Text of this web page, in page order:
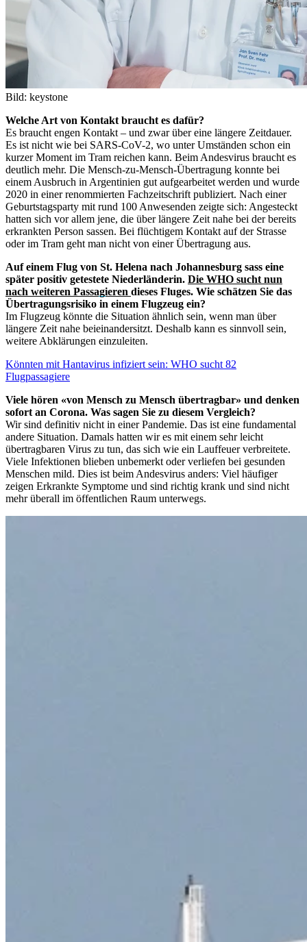
Bild: keystone
Welche Art von Kontakt braucht es dafür?
Es braucht engen Kontakt – und zwar über eine längere Zeitdauer.
Es ist nicht wie bei SARS-CoV-2, wo unter Umständen schon ein
kurzer Moment im Tram reichen kann. Beim Andesvirus braucht es
deutlich mehr. Die Mensch-zu-Mensch-Übertragung konnte bei
einem Ausbruch in Argentinien gut aufgearbeitet werden und wurde
2020 in einer renommierten Fachzeitschrift publiziert. Nach einer
Geburtstagsparty mit rund 100 Anwesenden zeigte sich: Angesteckt
hatten sich vor allem jene, die über längere Zeit nahe bei der bereits
erkrankten Person sassen. Bei flüchtigem Kontakt auf der Strasse
oder im Tram geht man nicht von einer Übertragung aus.
Auf einem Flug von St. Helena nach Johannesburg sass eine
später positiv getestete Niederländerin. Die WHO sucht nun
nach weiteren Passagieren dieses Fluges. Wie schätzen Sie das
Übertragungsrisiko in einem Flugzeug ein?
Im Flugzeug könnte die Situation ähnlich sein, wenn man über
längere Zeit nahe beieinandersitzt. Deshalb kann es sinnvoll sein,
weitere Abklärungen einzuleiten.
Könnten mit Hantavirus infiziert sein: WHO sucht 82
Flugpassagiere
Viele hören «von Mensch zu Mensch übertragbar» und denken
sofort an Corona. Was sagen Sie zu diesem Vergleich?
Wir sind definitiv nicht in einer Pandemie. Das ist eine fundamental
andere Situation. Damals hatten wir es mit einem sehr leicht
übertragbaren Virus zu tun, das sich wie ein Lauffeuer verbreitete.
Viele Infektionen blieben unbemerkt oder verliefen bei gesunden
Menschen mild. Dies ist beim Andesvirus anders: Viel häufiger
zeigen Erkrankte Symptome und sind richtig krank und sind nicht
mehr überall im öffentlichen Raum unterwegs.